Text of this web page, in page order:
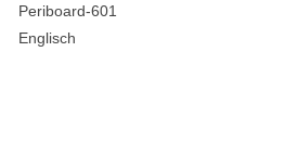
Periboard-601
Englisch